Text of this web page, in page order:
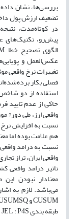
بررسی‌ها، نشان
تضعیف ارزش پول
در کوتاه‌مدت،
پیش‌رو، تکنیک‌های
عکس‌العمل و
فصلی بکار
استفاده از دو
واقعی ارز، طی دور?
نسبت به افزایش
هم علامت بوده اما
نسبت به درامد واقعی
واقعی ایران، تراز
تاثیر درامد واقعی
معنادار نبودن
می‌باشد. لازم به
CUSUM و CUSUMSQ، دارای ثبات می‌باشند.
طبقه بندی JEL : P4S